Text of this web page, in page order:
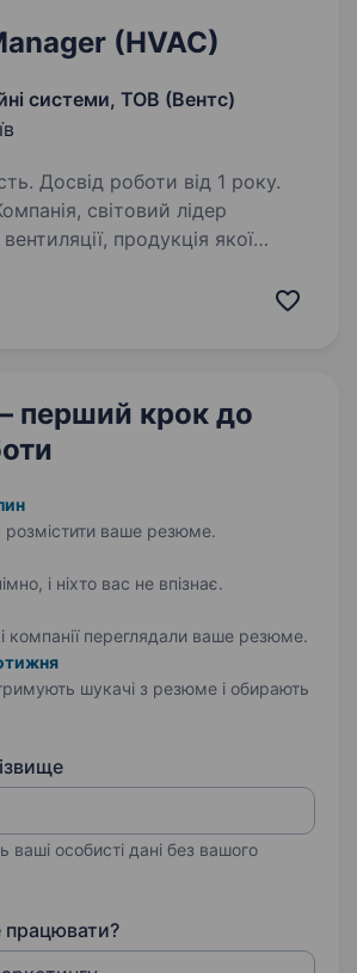
(HVAC)
системи, ТОВ (Вентс)
Досвід роботи від 1 року.
продукція якої
країнах світу знаходиться
перший крок до
ваше резюме.
і ніхто вас не впізнає.
компанії переглядали ваше резюме.
шукачі з резюме і обирають
ваші особисті дані без вашого